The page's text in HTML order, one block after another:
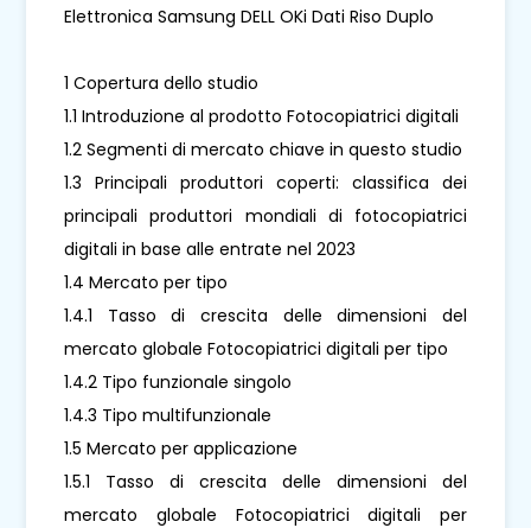
Elettronica Samsung DELL OKi Dati Riso Duplo
1 Copertura dello studio
1.1 Introduzione al prodotto Fotocopiatrici digitali
1.2 Segmenti di mercato chiave in questo studio
1.3 Principali produttori coperti: classifica dei
principali produttori mondiali di fotocopiatrici
digitali in base alle entrate nel 2023
1.4 Mercato per tipo
1.4.1 Tasso di crescita delle dimensioni del
mercato globale Fotocopiatrici digitali per tipo
1.4.2 Tipo funzionale singolo
1.4.3 Tipo multifunzionale
1.5 Mercato per applicazione
1.5.1 Tasso di crescita delle dimensioni del
mercato globale Fotocopiatrici digitali per